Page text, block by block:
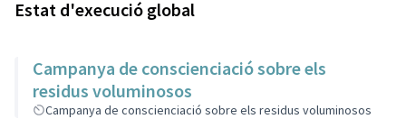
Estat d'execució global
Campanya de conscienciació sobre els
residus voluminosos
Campanya de conscienciació sobre els residus voluminosos